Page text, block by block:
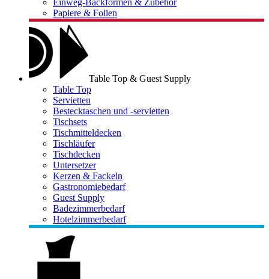
Einweg-Backformen & Zubehör
Papiere & Folien
Table Top & Guest Supply
Table Top
Servietten
Bestecktaschen und -servietten
Tischsets
Tischmitteldecken
Tischläufer
Tischdecken
Untersetzer
Kerzen & Fackeln
Gastronomiebedarf
Guest Supply
Badezimmerbedarf
Hotelzimmerbedarf